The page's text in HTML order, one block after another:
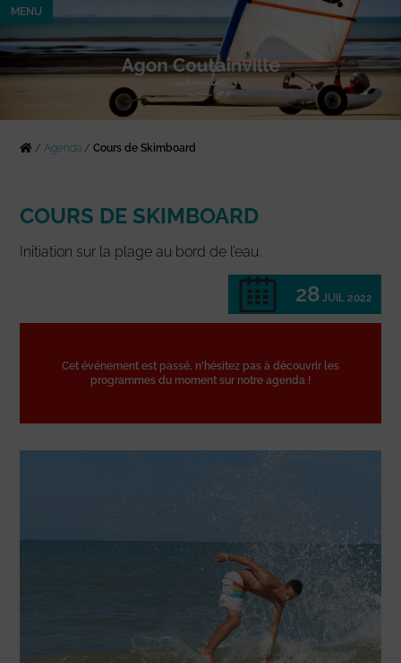
MENU
/Agenda /Cours de Skimboard
COURS DE SKIMBOARD
Initiation sur la plage au bord de l’eau.
28 JUIL 2022
Cet événement est passé, n'hésitez pas à découvrir les
programmes du moment sur notre agenda !